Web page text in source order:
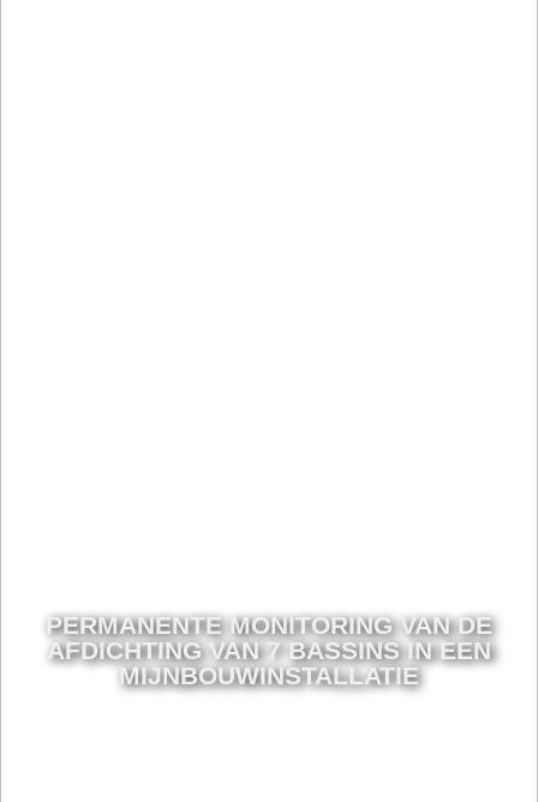
PERMANENTE MONITORING VAN DE
AFDICHTING VAN 7 BASSINS IN EEN
MIJNBOUWINSTALLATIE